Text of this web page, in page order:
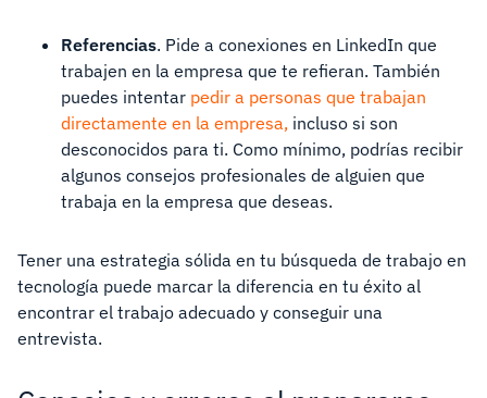
Referencias. Pide a conexiones en LinkedIn que
trabajen en la empresa que te refieran. También
puedes intentar pedir a personas que trabajan
directamente en la empresa, incluso si son
desconocidos para ti. Como mínimo, podrías recibir
algunos consejos profesionales de alguien que
trabaja en la empresa que deseas.
Tener una estrategia sólida en tu búsqueda de trabajo en
tecnología puede marcar la diferencia en tu éxito al
encontrar el trabajo adecuado y conseguir una
entrevista.